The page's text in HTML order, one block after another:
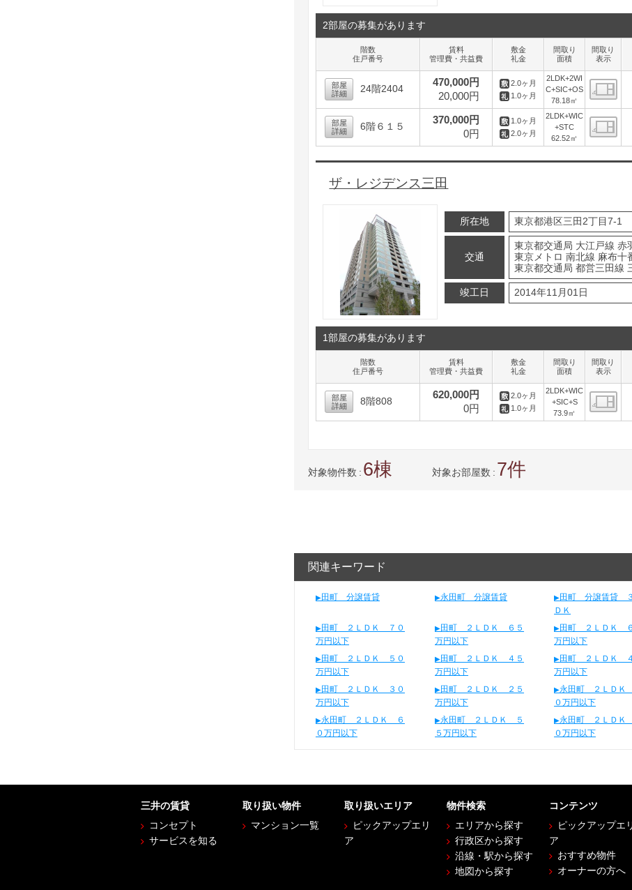
2部屋の募集があります
階数
住戸番号
賃料
管理費・共益費
敷金
礼金
間取り
面積
間取り
表示
部屋
詳細
24階2404
470,000円
20,000円
2.0ヶ月
1.0ヶ月
2LDK+2WI
C+SIC+OS
78.18㎡
間
部屋
詳細
6階６１５
370,000円
0円
1.0ヶ月
2.0ヶ月
2LDK+WIC
+STC
62.52㎡
間
ザ・レジデンス三田
所在地 東京都港区三田2丁目7-1
交通
東京都交通局 大江戸線 赤
東京メトロ 南北線 麻布十
東京都交通局 都営三田線
竣工日 2014年11月01日
1部屋の募集があります
階数
住戸番号
賃料
管理費・共益費
敷金
礼金
間取り
面積
間取り
表示
部屋
詳細
8階808
620,000円
0円
2.0ヶ月
1.0ヶ月
2LDK+WIC
+SIC+S
73.9㎡
間
対象物件数 6 対象お部屋数 7
関連キーワード
田町 分譲賃貸 永田町 分譲賃貸
田町 分譲賃貸
ＤＫ
田町 ２ＬＤＫ ７０
万円以下
田町 ２ＬＤＫ ６５
万円以下
田町 ２ＬＤＫ
万円以下
田町 ２ＬＤＫ ５０
万円以下
田町 ２ＬＤＫ ４５
万円以下
田町 ２ＬＤＫ
万円以下
田町 ２ＬＤＫ ３０
万円以下
田町 ２ＬＤＫ ２５
万円以下
永田町 ２ＬＤＫ
０万円以下
永田町 ２ＬＤＫ ６
０万円以下
永田町 ２ＬＤＫ ５
５万円以下
永田町 ２ＬＤＫ
０万円以下
三井の賃貸
コンセプト
サービスを知る
取り扱い物件
マンション一覧
取り扱いエリア
ピックアップエリ
ア
物件検索
エリアから探す
行政区から探す
沿線・駅から探す
地図から探す
コンテンツ
ピックアップエ
ア
おすすめ物件
オーナーの方へ